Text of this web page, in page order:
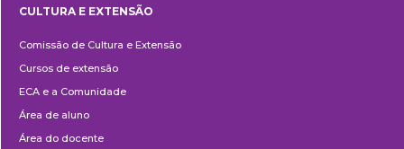
e
Extensão
CULTURA E EXTENSÃO
Comissão de Cultura e Extensão
Cursos de extensão
ECA e a Comunidade
Área de aluno
Área do docente